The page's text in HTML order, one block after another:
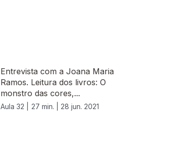
Entrevista com a Joana Maria
Ramos. Leitura dos livros: O
monstro das cores,...
Aula 32 | 27 min. | 28 jun. 2021